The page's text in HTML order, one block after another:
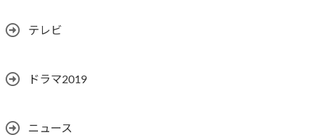
テレビ
ドラマ2019
ニュース